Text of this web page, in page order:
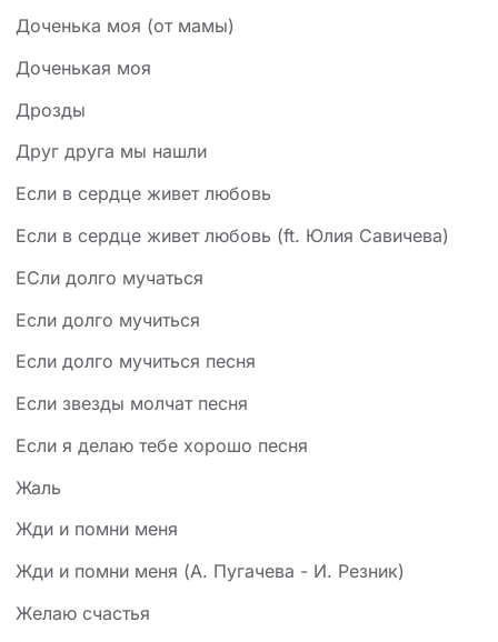
Доченька моя (от мамы)
Доченькая моя
Дрозды
Друг друга мы нашли
Если в сердце живет любовь
Если в сердце живет любовь (ft. Юлия Савичева)
ЕСли долго мучаться
Если долго мучиться
Если долго мучиться песня
Если звезды молчат песня
Если я делаю тебе хорошо песня
Жаль
Жди и помни меня
Жди и помни меня (А. Пугачева - И. Резник)
Желаю счастья